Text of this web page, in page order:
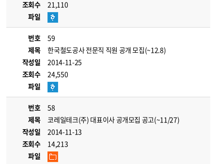
조회수
21,110
파일
번호
59
제목
한국철도공사 전문직 직원 공개 모집(~12.8)
작성일
2014-11-25
조회수
24,550
파일
번호
58
제목
코레일테크(주) 대표이사 공개모집 공고(~11/27)
작성일
2014-11-13
조회수
14,213
파일